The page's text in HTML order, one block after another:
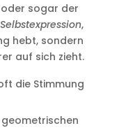
sogar der
Selbstexpression,
hebt, sondern
auf sich zieht.
die Stimmung